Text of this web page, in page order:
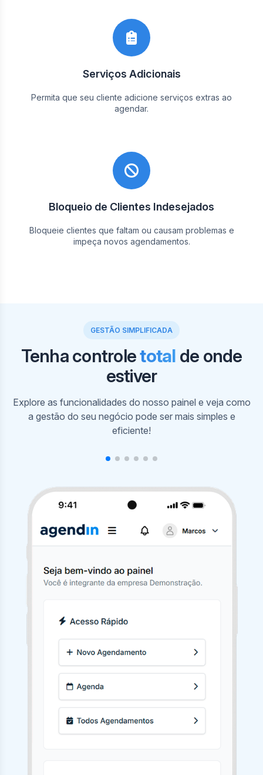
Serviços Adicionais
Permita que seu cliente adicione serviços extras ao
agendar.
Bloqueio de Clientes Indesejados
Bloqueie clientes que faltam ou causam problemas e
impeça novos agendamentos.
GESTÃO SIMPLIFICADA
Tenha controletotal de onde
estiver
Em nosso painel, visualize sua agenda e a dos
profissionais por horários. Crie, edite e cancele
agendamentos com poucos cliques.